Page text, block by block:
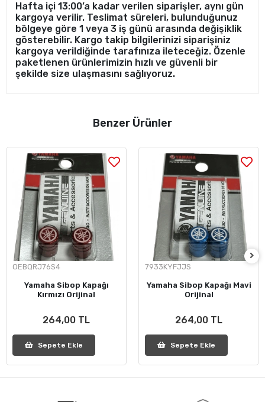
Hafta içi 13:00’a kadar verilen siparişler, aynı gün
kargoya verilir. Teslimat süreleri, bulunduğunuz
bölgeye göre 1 veya 3 iş günü arasında değişiklik
gösterebilir. Kargo takip bilgilerinizi siparişiniz
kargoya verildiğinde tarafınıza ileteceğiz. Özenle
paketlenen ürünlerimizin hızlı ve güvenli bir
şekilde size ulaşmasını sağlıyoruz.
Benzer Ürünler
OEBQRJ76S4
Yamaha Sibop Kapağı
Kırmızı Orijinal
264,00 TL
Sepete Ekle
7933KYFJJS
Yamaha Sibop Kapağı Mavi
Orijinal
264,00 TL
Sepete Ekle